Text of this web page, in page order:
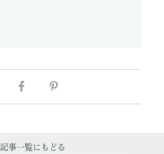
記事一覧にもどる